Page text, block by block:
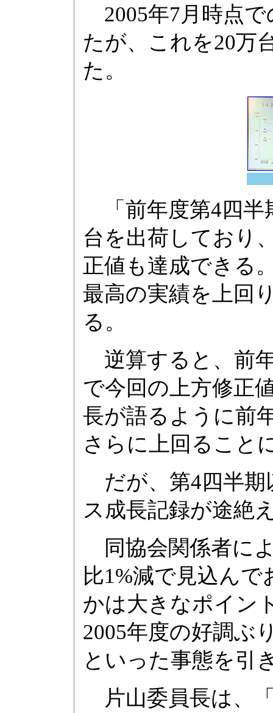
2005年7月時点で
たが、これを20万
た。
「前年度第4四半
台を出荷しており
正値も達成できる
最高の実績を上回
る。
逆算すると、前
で今回の上方修正
長が語るように前
さらに上回ること
だが、第4四半期
ス成長記録が途絶
同協会関係者に
比1%減で見込ん
かは大きなポイン
2005年度の好調ぶ
といった事態を引
片山委員長は、